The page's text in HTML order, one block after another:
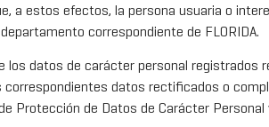
a estos efectos, la persona usuaria o
correspondiente de FLORIDA.
los datos de carácter personal registrados
datos rectificados o
Protección de Datos de Carácter Personal